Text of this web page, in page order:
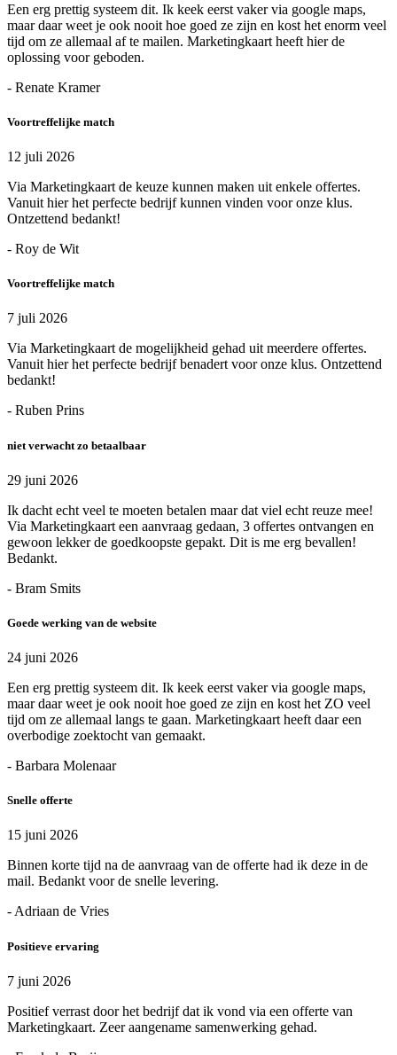
Een erg prettig systeem dit. Ik keek eerst vaker via google maps,
maar daar weet je ook nooit hoe goed ze zijn en kost het enorm veel
tijd om ze allemaal af te mailen. Marketingkaart heeft hier de
oplossing voor geboden.
- Renate Kramer
Voortreffelijke match
12 juli 2026
Via Marketingkaart de keuze kunnen maken uit enkele offertes.
Vanuit hier het perfecte bedrijf kunnen vinden voor onze klus.
Ontzettend bedankt!
- Roy de Wit
Voortreffelijke match
7 juli 2026
Via Marketingkaart de mogelijkheid gehad uit meerdere offertes.
Vanuit hier het perfecte bedrijf benadert voor onze klus. Ontzettend
bedankt!
- Ruben Prins
niet verwacht zo betaalbaar
29 juni 2026
Ik dacht echt veel te moeten betalen maar dat viel echt reuze mee!
Via Marketingkaart een aanvraag gedaan, 3 offertes ontvangen en
gewoon lekker de goedkoopste gepakt. Dit is me erg bevallen!
Bedankt.
- Bram Smits
Goede werking van de website
24 juni 2026
Een erg prettig systeem dit. Ik keek eerst vaker via google maps,
maar daar weet je ook nooit hoe goed ze zijn en kost het ZO veel
tijd om ze allemaal langs te gaan. Marketingkaart heeft daar een
overbodige zoektocht van gemaakt.
- Barbara Molenaar
Snelle offerte
15 juni 2026
Binnen korte tijd na de aanvraag van de offerte had ik deze in de
mail. Bedankt voor de snelle levering.
- Adriaan de Vries
Positieve ervaring
7 juni 2026
Positief verrast door het bedrijf dat ik vond via een offerte van
Marketingkaart. Zeer aangename samenwerking gehad.